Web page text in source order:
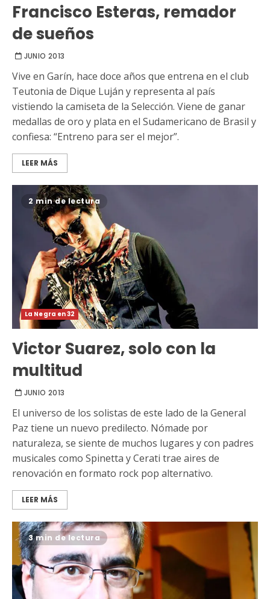
Francisco Esteras, remador
de sueños
JUNIO 2013
Vive en Garín, hace doce años que entrena en el club
Teutonia de Dique Luján y representa al país
vistiendo la camiseta de la Selección. Viene de ganar
medallas de oro y plata en el Sudamericano de Brasil y
confiesa: “Entreno para ser el mejor”.
LEER MÁS
2 min de lectura
La Negra en 32
Victor Suarez, solo con la
multitud
JUNIO 2013
El universo de los solistas de este lado de la General
Paz tiene un nuevo predilecto. Nómade por
naturaleza, se siente de muchos lugares y con padres
musicales como Spinetta y Cerati trae aires de
renovación en formato rock pop alternativo.
LEER MÁS
3 min de lectura